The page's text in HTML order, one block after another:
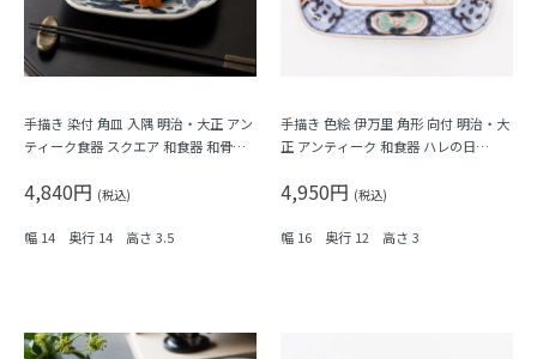
手描き 染付 角皿 入隅 明治・大正 アン
ティーク食器 スクエア 和食器 和骨董
4,840円 (税込)
幅 14 奥行 14 高さ 3.5
手描き 色絵 伊万里 角形 向付 明治・大
正 アンティーク 和食器 ハレの日
4,950円 (税込)
幅 16 奥行 12 高さ 3